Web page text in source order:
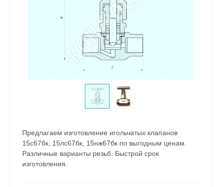
Предлагаем изготовление игольчатых клапанов
15с67бк, 15лс67бк, 15нж67бк по выгодным ценам.
Различные варианты резьб. Быстрой срок
изготовления.